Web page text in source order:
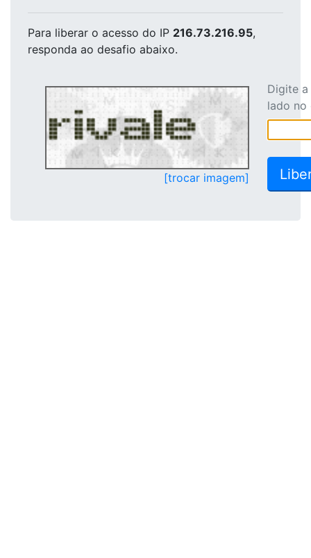
Para liberar o acesso do IP 216.73.216.95,
responda ao desafio abaixo.
[trocar imagem]
Digite
lado no